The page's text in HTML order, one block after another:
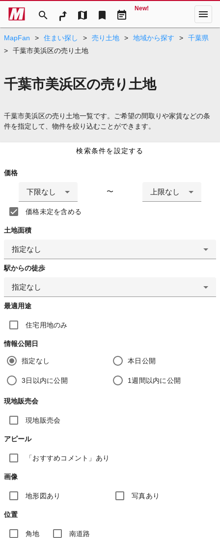
search map bookmark event_note
New! menu
MapFan > 住まい探し > 売り土地 > 地域から探す >
千葉県
>
千葉市美浜区の売り土地
千葉市美浜区の売り土地
千葉市美浜区の売り土地一覧です。ご希望の間取りや家賃などの条
件を指定して、物件を絞り込むことができます。
検索条件を設定する
価格
下限なし 〜 上限なし
価格未定を含める
土地面積
指定なし
駅からの徒歩
指定なし
最適用途
住宅用地のみ
情報公開日
指定なし 本日公開
3日以内に公開 1週間以内に公開
現地販売会
現地販売会
アピール
「おすすめコメント」あり
画像
地形図あり 写真あり
位置
角地 南道路